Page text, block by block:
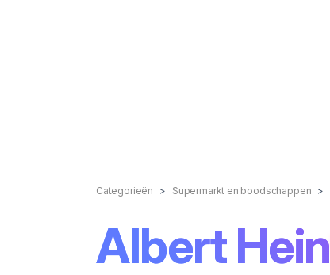
Categorieën Supermarkt en boodschappen
Albert Hein